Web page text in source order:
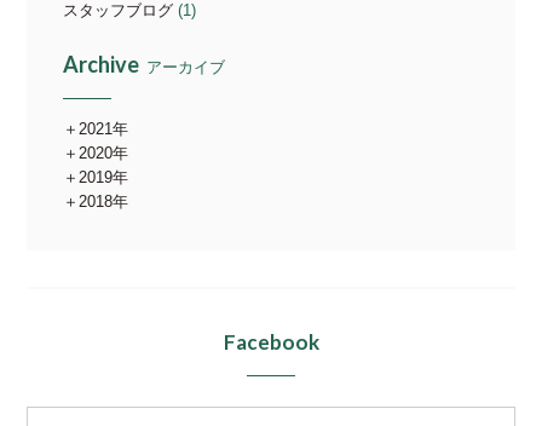
スタッフブログ (1)
Archive アーカイブ
2021年
2020年
2019年
2018年
Facebook